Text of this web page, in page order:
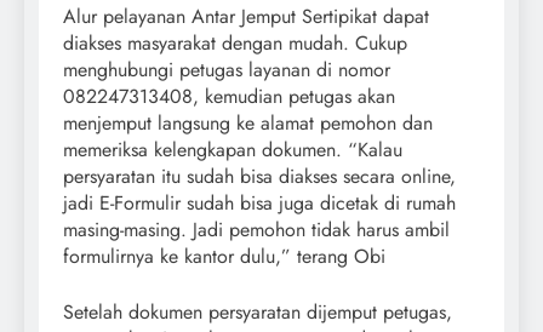
Alur pelayanan Antar Jemput Sertipikat dapat
diakses masyarakat dengan mudah. Cukup
menghubungi petugas layanan di nomor
082247313408, kemudian petugas akan
menjemput langsung ke alamat pemohon dan
memeriksa kelengkapan dokumen. “Kalau
persyaratan itu sudah bisa diakses secara online,
jadi E-Formulir sudah bisa juga dicetak di rumah
masing-masing. Jadi pemohon tidak harus ambil
formulirnya ke kantor dulu,” terang Obi
Setelah dokumen persyaratan dijemput petugas,